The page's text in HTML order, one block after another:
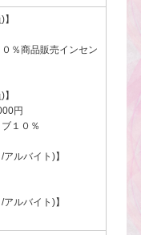
％商品販売インセン
円
１０％
ルバイト)】
ルバイト)】